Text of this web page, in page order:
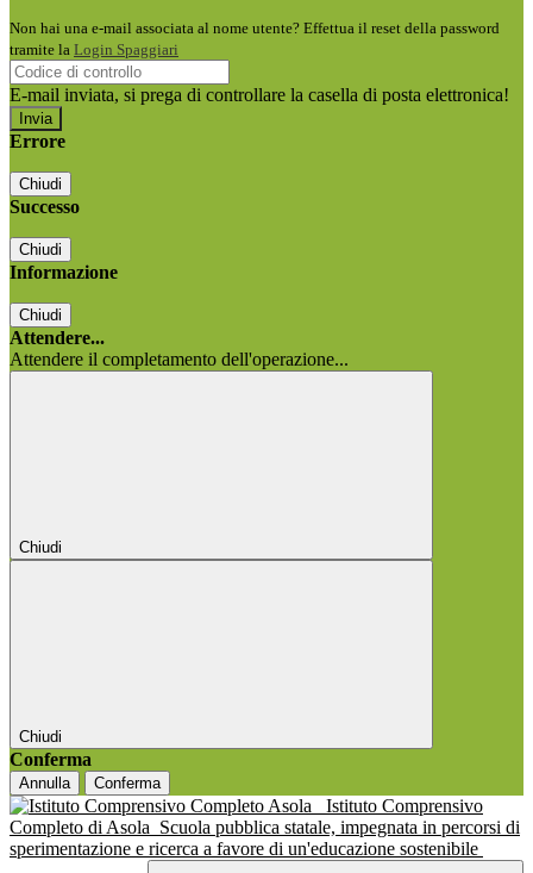
Non hai una e-mail associata al nome utente? Effettua il reset della password
tramite la Login Spaggiari
E-mail inviata, si prega di controllare la casella di posta elettronica!
Errore
Chiudi
Successo
Chiudi
Informazione
Chiudi
Attendere...
Attendere il completamento dell'operazione...
Chiudi
Chiudi
Conferma
Annulla Conferma
Istituto Comprensivo
Completo di Asola Scuola pubblica statale, impegnata in percorsi di
sperimentazione e ricerca a favore di un'educazione sostenibile